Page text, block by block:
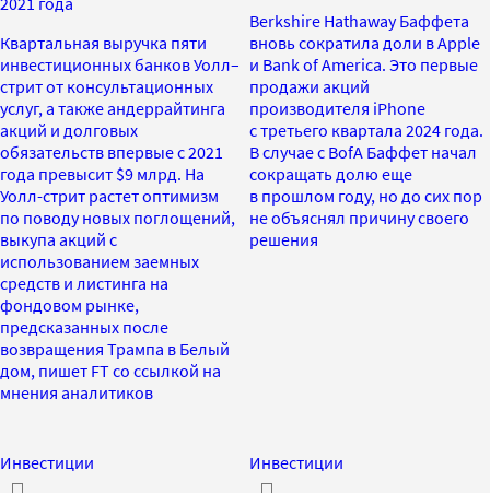
Квартальная выручка пяти
инвестиционных банков Уолл–
стрит от консультационных
услуг, а также андеррайтинга
акций и долговых
обязательств впервые с 2021
года превысит $9 млрд. На
Уолл-стрит растет оптимизм
по поводу новых поглощений,
выкупа акций с
использованием заемных
средств и листинга на
фондовом рынке,
предсказанных после
возвращения Трампа в Белый
дом, пишет FT со ссылкой на
мнения аналитиков
Berkshire Hathaway Баффета
вновь сократила доли в Apple
и Bank of America. Это первые
продажи акций
производителя iPhone
с третьего квартала 2024 года.
В случае с BofA Баффет начал
сокращать долю еще
в прошлом году, но до сих пор
не объяснял причину своего
решения
Инвестиции Инвестиции